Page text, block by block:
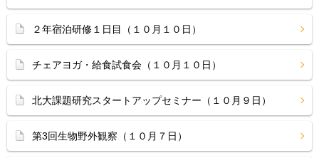
２年宿泊研修１日目（１０月１０日）
チェアヨガ・給食試食会（１０月１０日）
北大課題研究スタートアップセミナー（１０月９日）
第3回生物野外観察（１０月７日）